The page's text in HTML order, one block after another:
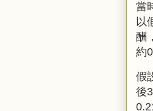
當
以
酬
約
假
後3